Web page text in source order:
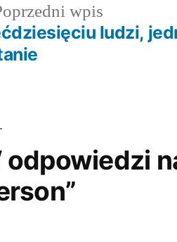
wpis
wpis:
ludzi,
odpowiedzi